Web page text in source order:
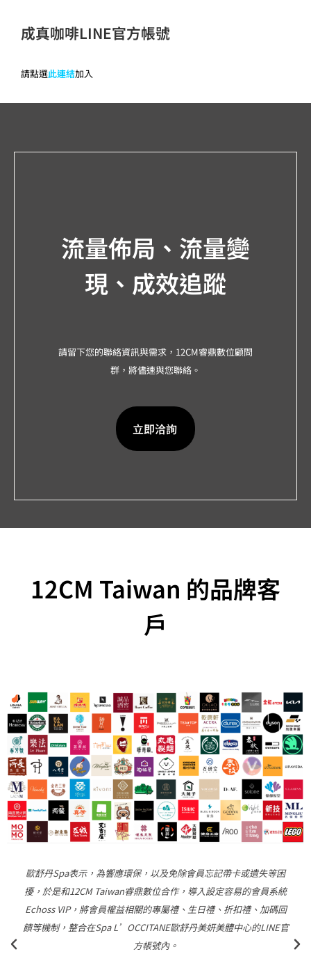
成真咖啡LINE官方帳號
請點選此連結加入
流量佈局、流量變
現、成效追蹤
請留下您的聯絡資訊與需求，12CM睿鼎數位顧問
群，將儘速與您聯絡。
立即洽詢
12CM Taiwan 的品牌客
戶
“指舞春秋表示，除了將LINE禮物按摩券送給同輩朋友，更有許多
年輕人是透過LINE禮物，將這份LINE禮物按摩券送給父母，讓他們
可以好好享受放鬆身心的美好時光。”
指舞春秋